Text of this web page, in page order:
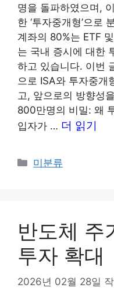
명을 돌파하였으며,
한 ‘투자중개형’으로
계좌의 80%는 ETF
는 국내 증시에 대한
하고 있습니다. 이번
으로 ISA와 투자중개
고, 앞으로의 방향성
800만명의 비밀: 왜
입자가 … 더 읽기
카
미분류
반도체 주
투자 확대
2026년 02월 28일